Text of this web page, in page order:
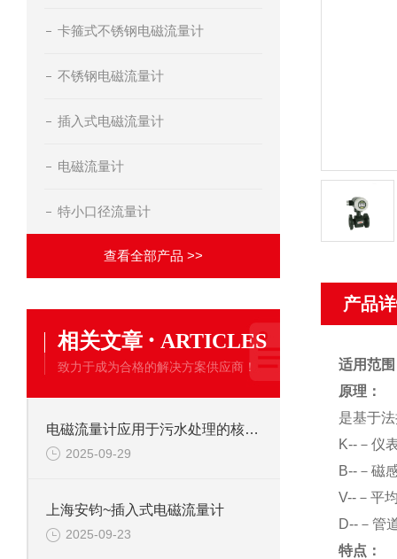
卡箍式不锈钢电磁流量计
不锈钢电磁流量计
插入式电磁流量计
电磁流量计
特小口径流量计
查看全部产品 >>
相关文章 · ARTICLES
致力于成为合格的解决方案供应商！
电磁流量计应用于污水处理的核心优势
2025-09-29
上海安钧~插入式电磁流量计
2025-09-23
产品
适用范
原理：
是基于
K--－仪
B--－磁
V--－平
D--－管
特点：